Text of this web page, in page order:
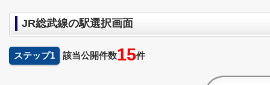
JR総武線の駅選択画面
ステップ1 該当公開件数15件